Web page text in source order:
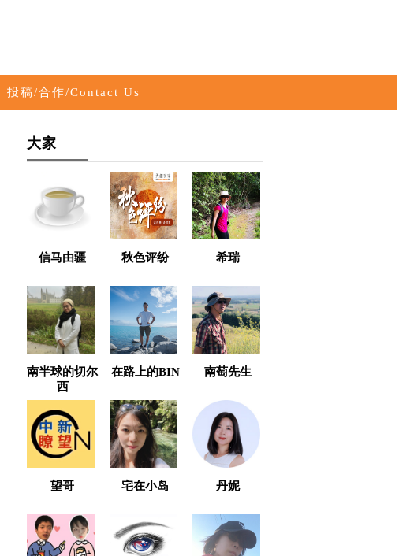
投稿/合作/Contact Us
大家
信马由疆 秋色评纷 希瑞
南半球的切尔
西
在路上的BIN 南萄先生
望哥 宅在小岛 丹妮